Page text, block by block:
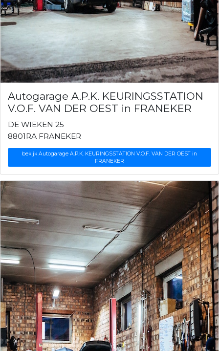
Autogarage A.P.K. KEURINGSSTATION
V.O.F. VAN DER OEST in FRANEKER
DE WIEKEN 25
8801RA FRANEKER
bekijk Autogarage A.P.K. KEURINGSSTATION V.O.F. VAN DER OEST in
FRANEKER